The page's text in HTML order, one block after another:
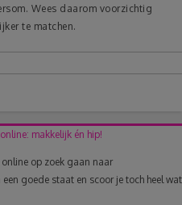
Wees daarom voorzichtig
te matchen.
makkelijk én hip!
op zoek gaan naar
goede staat en scoor je toch heel wat